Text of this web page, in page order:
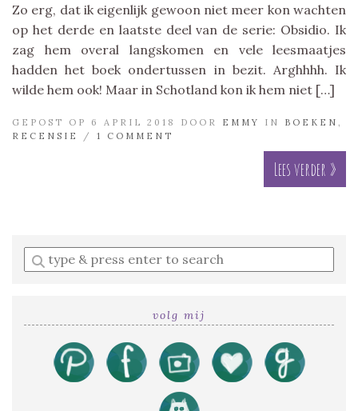
Zo erg, dat ik eigenlijk gewoon niet meer kon wachten
op het derde en laatste deel van de serie: Obsidio. Ik
zag hem overal langskomen en vele leesmaatjes
hadden het boek ondertussen in bezit. Arghhhh. Ik
wilde hem ook! Maar in Schotland kon ik hem niet […]
GEPOST OP 6 APRIL 2018 DOOR EMMY IN BOEKEN
RECENSIE
/ 1 COMMENT
Lees verder »
Enter
a
volg mij